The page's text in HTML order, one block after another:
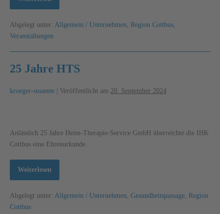
Abgelegt unter: Allgemein / Unternehmen, Region Cottbus,
Veranstaltungen
25 Jahre HTS
kroeger-susanne Veröffentlicht am 20. September 2024
Anlässlich 25 Jahre Heim-Therapie-Service GmbH über­reichte die IHK
Cott­bus eine Ehrenurkunde.
Weiterlesen
Abgelegt unter: Allgemein / Unternehmen, Gesundheitspassage, Region
Cottbus